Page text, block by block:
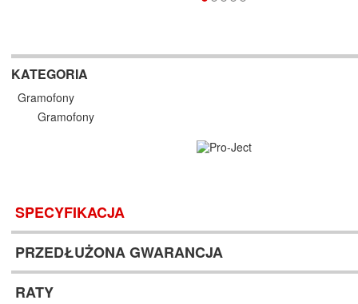
KATEGORIA
Gramofony
Gramofony
SPECYFIKACJA
PRZEDŁUŻONA GWARANCJA
RATY